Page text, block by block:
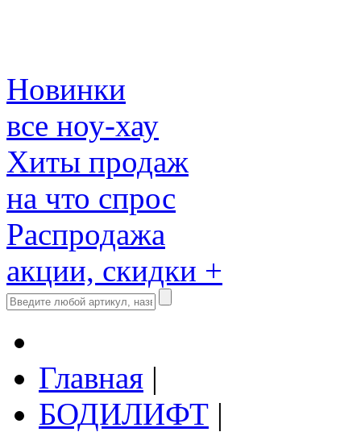
Новинки
все ноу-хау
Хиты продаж
на что спрос
Распродажа
акции, скидки +
Главная |
БОДИЛИФТ |